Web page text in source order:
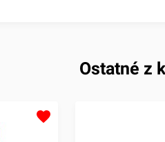
Ostatné z